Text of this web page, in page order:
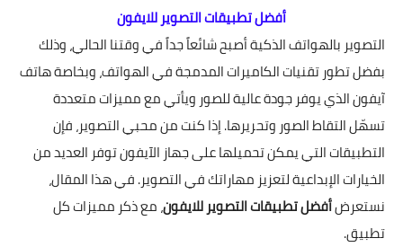
أفضل تطبيقات التصوير للايفون
التصوير بالهواتف الذكية أصبح شائعاً جداً في وقتنا الحالي، وذلك
بفضل تطور تقنيات الكاميرات المدمجة في الهواتف، وبخاصة هاتف
آيفون الذي يوفر جودة عالية للصور ويأتي مع مميزات متعددة
تسهّل التقاط الصور وتحريرها. إذا كنت من محبي التصوير، فإن
التطبيقات التي يمكن تحميلها على جهاز الآيفون توفر العديد من
الخيارات الإبداعية لتعزيز مهاراتك في التصوير. في هذا المقال،
نستعرضأفضل تطبيقات التصوير للايفون، مع ذكر مميزات كل
تطبيق.